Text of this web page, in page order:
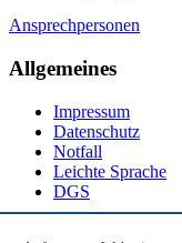
Ansprechpersonen
Allgemeines
Impressum
Datenschutz
Notfall
Leichte Sprache
DGS